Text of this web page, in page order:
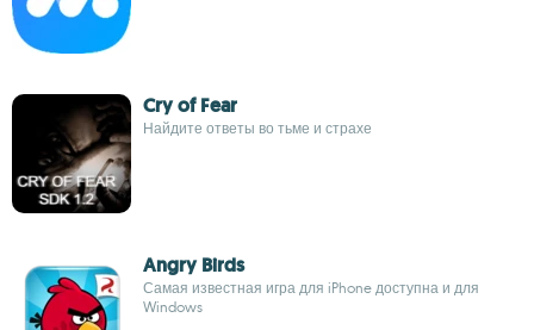
Cry of Fear
Найдите ответы во тьме и страхе
Angry Birds
Самая известная игра для iPhone доступна и для
Windows